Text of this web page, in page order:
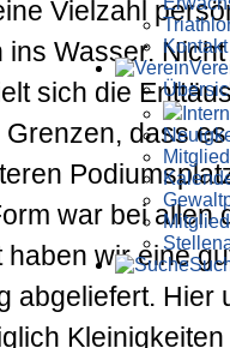
Kontakt
Vielzahl
ins Wasser.
sich die
dass
war bei allen
haben wir eine
abgeliefert. Hier